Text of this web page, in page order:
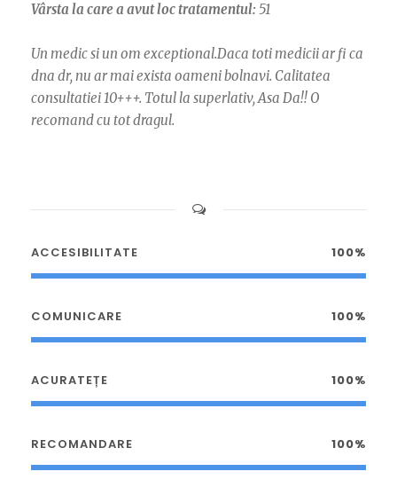
Vârsta la care a avut loc tratamentul: 51
Un medic si un om exceptional.Daca toti medicii ar fi ca
dna dr, nu ar mai exista oameni bolnavi. Calitatea
consultatiei 10+++. Totul la superlativ, Asa Da!! O
recomand cu tot dragul.
ACCESIBILITATE 100%
COMUNICARE 100%
ACURATEȚE 100%
RECOMANDARE 100%